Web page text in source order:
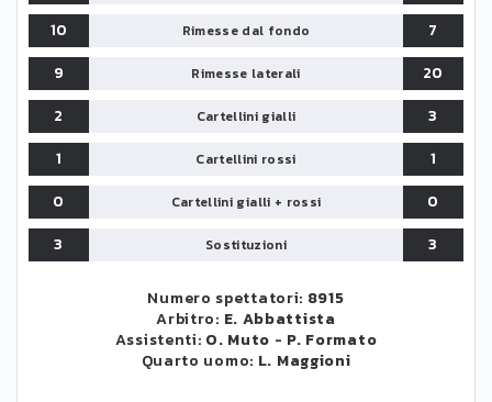
10
Rimesse dal fondo
7
9
Rimesse laterali
20
2
Cartellini gialli
3
1
Cartellini rossi
1
0
Cartellini gialli + rossi
0
3
Sostituzioni 3
Numero spettatori: 8915
Arbitro: E. Abbattista
Assistenti: O. Muto - P. Formato
Quarto uomo: L. Maggioni